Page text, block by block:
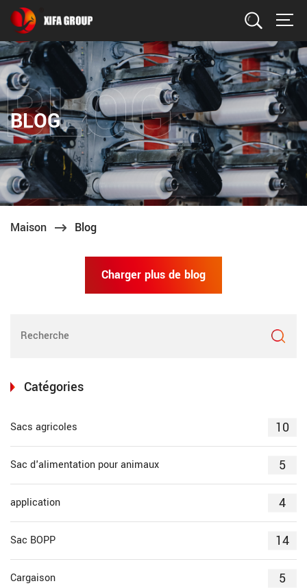
Recherche
BLOG
Maison Blog
Charger plus de blog
Catégories
Sacs agricoles 10
Sac d'alimentation pour animaux 5
application 4
Sac BOPP 14
Cargaison 5